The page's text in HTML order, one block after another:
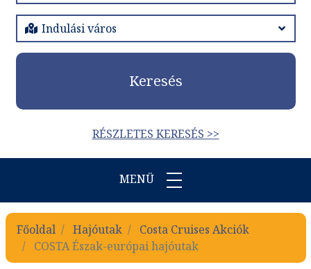
Keresés
RÉSZLETES KERESÉS >>
MENÜ
Főoldal Hajóutak
Costa Cruises Akciók
COSTA Észak-európai hajóutak